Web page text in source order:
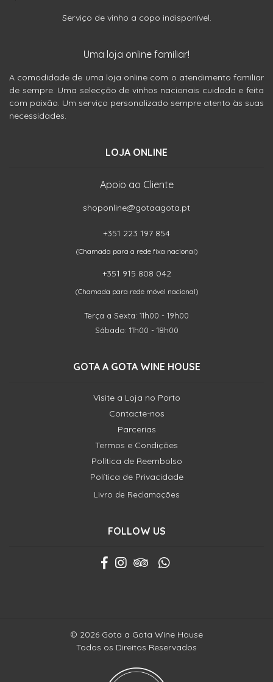
Serviço de vinho a copo indisponível.
Uma loja online familiar!
A comodidade de uma loja online com o atendimento familiar
de sempre. Uma selecção de vinhos nacionais cuidada e feita
com paixão. Um serviço personalizado sempre atento às suas
necessidades.
LOJA ONLINE
Apoio ao Cliente
shoponline@gotaagota.pt
+351 223 197 854
(Chamada para a rede fixa nacional)
+351 915 808 042
(Chamada para rede móvel nacional)
Terça a Sexta: 11h00 - 19h00
Sábado: 11h00 - 18h00
GOTA A GOTA WINE HOUSE
Visite a Loja no Porto
Contacte-nos
Parcerias
Termos e Condições
Política de Reembolso
Política de Privacidade
Livro de Reclamações
FOLLOW US
© 2026 Gota a Gota Wine House
Todos os Direitos Reservados